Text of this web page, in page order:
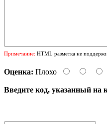
Примечание: HTML разметка не
Оценка: Плохо
Введите код, указанный на